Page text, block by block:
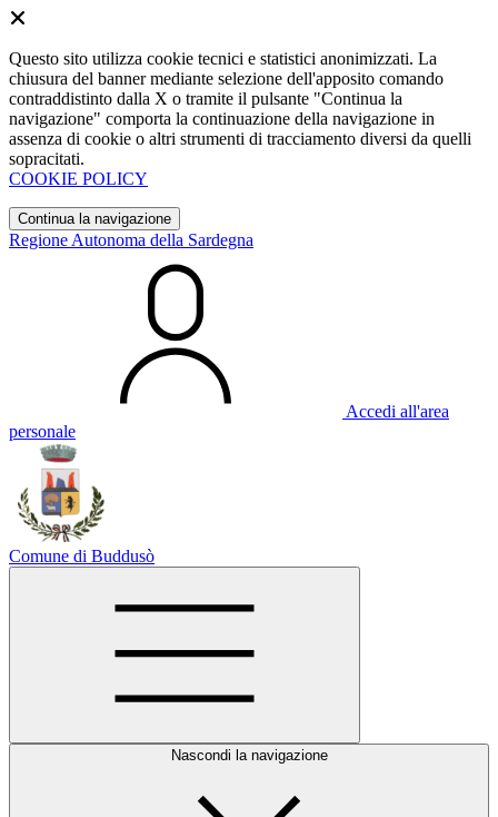
Questo sito utilizza cookie tecnici e statistici anonimizzati. La
chiusura del banner mediante selezione dell'apposito comando
contraddistinto dalla X o tramite il pulsante "Continua la
navigazione" comporta la continuazione della navigazione in
assenza di cookie o altri strumenti di tracciamento diversi da quelli
sopracitati.
COOKIE POLICY
Continua la navigazione
Regione Autonoma della Sardegna
Accedi all'area
personale
Comune di Buddusò
Nascondi la navigazione